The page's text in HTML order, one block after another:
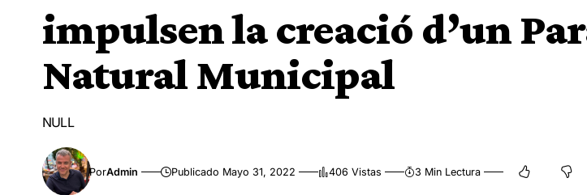
impulsen la creació d’un
Natural Municipal
NULL
PorAdmin Publicado Mayo 31, 2022 406 Vistas 3 Min Lectura